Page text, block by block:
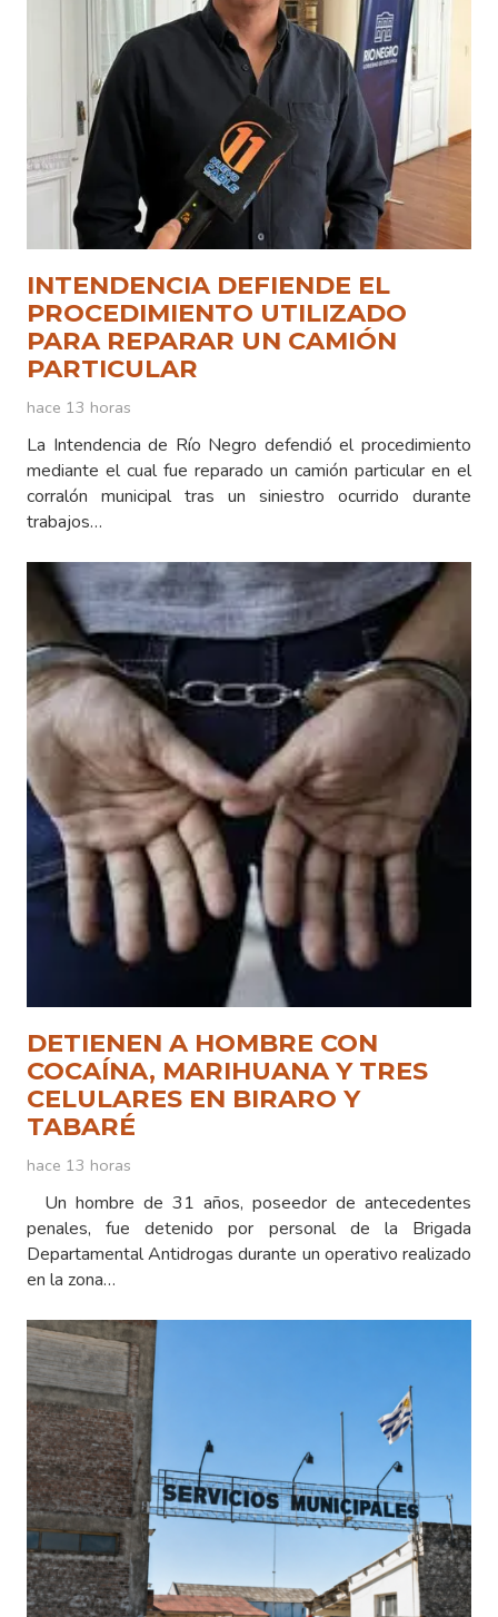
INTENDENCIA DEFIENDE EL
PROCEDIMIENTO UTILIZADO
PARA REPARAR UN CAMIÓN
PARTICULAR
hace 13 horas
La Intendencia de Río Negro defendió el procedimiento
mediante el cual fue reparado un camión particular en el
corralón municipal tras un siniestro ocurrido durante
trabajos…
DETIENEN A HOMBRE CON
COCAÍNA, MARIHUANA Y TRES
CELULARES EN BIRARO Y
TABARÉ
hace 13 horas
Un hombre de 31 años, poseedor de antecedentes
penales, fue detenido por personal de la Brigada
Departamental Antidrogas durante un operativo realizado
en la zona…